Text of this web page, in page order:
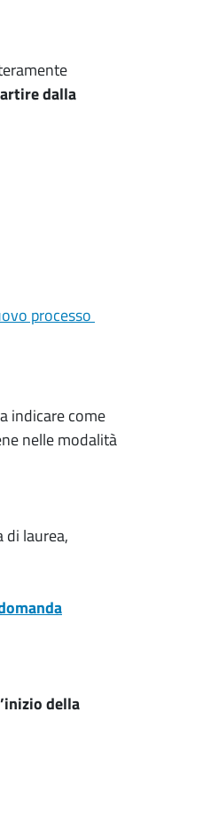
dalla
processo
indicare come
nelle modalità
laurea,
della